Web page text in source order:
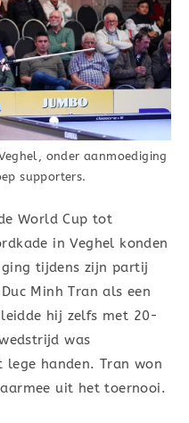
onder aanmoediging
supporters.
World Cup tot
in Veghel konden
tijdens zijn partij
Minh Tran als een
hij zelfs met 20-
was
lege handen. Tran won
uit het toernooi.